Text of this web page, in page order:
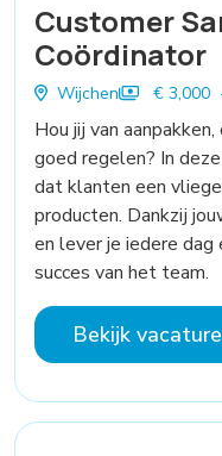
Customer
Coördinator
Wijchen € 3,000
Hou jij van
goed regelen? In
dat klanten een
producten. Dankzij
en lever je iedere dag
succes van het team.
Bekijk vacature